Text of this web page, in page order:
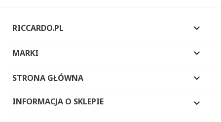
RICCARDO.PL 
MARKI 
STRONA GŁÓWNA 
INFORMACJA O SKLEPIE 